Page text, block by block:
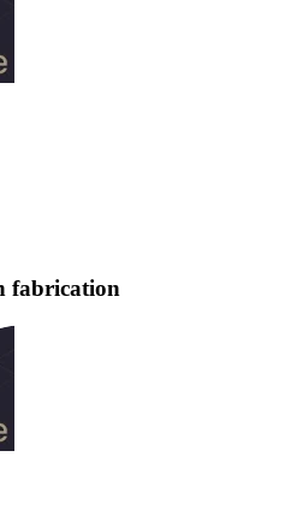
fabrication